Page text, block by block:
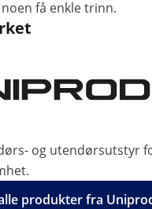
få enkle trinn.
og utendørsutstyr
produkter fra